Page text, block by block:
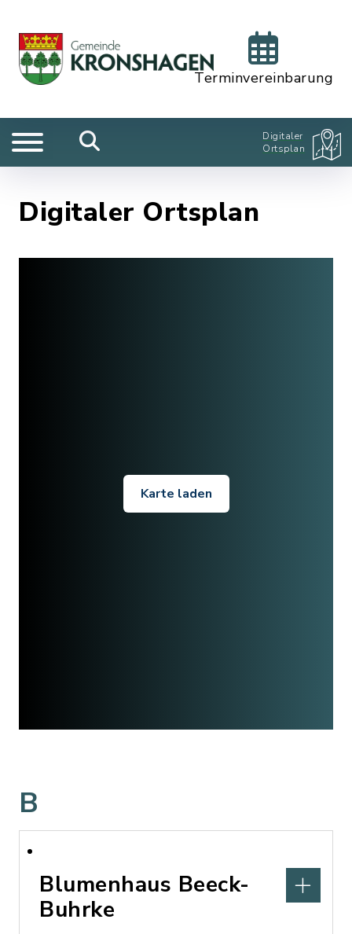
Terminvereinbarung
Digitaler
Ortsplan
Digitaler Ortsplan
Karte laden
B
Blumenhaus Beeck-
Buhrke